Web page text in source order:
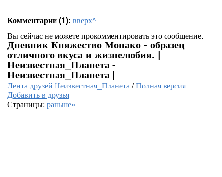
Комментарии (1): вверх^
Вы сейчас не можете прокомментировать это сообщение.
Дневник Княжество Монако - образец
отличного вкуса и жизнелюбия. |
Неизвестная_Планета -
Неизвестная_Планета |
Лента друзей Неизвестная_Планета/Полная версия
Добавить в друзья
Страницы: раньше»